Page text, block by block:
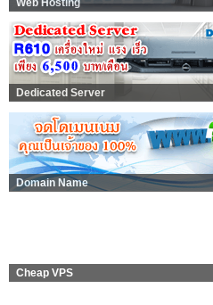
Web Hosting
Dedicated Server
Domain Name
Cheap VPS